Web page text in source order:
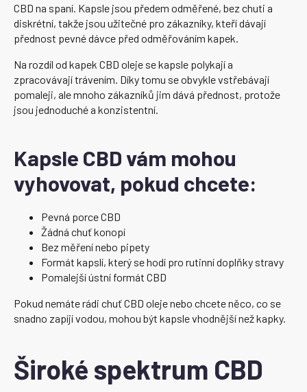
CBD na spaní. Kapsle jsou předem odměřené, bez chuti a
diskrétní, takže jsou užitečné pro zákazníky, kteří dávají
přednost pevné dávce před odměřováním kapek.
Na rozdíl od kapek CBD oleje se kapsle polykají a
zpracovávají trávením. Díky tomu se obvykle vstřebávají
pomaleji, ale mnoho zákazníků jim dává přednost, protože
jsou jednoduché a konzistentní.
Kapsle CBD vám mohou
vyhovovat, pokud chcete:
Pevná porce CBD
Žádná chuť konopí
Bez měření nebo pipety
Formát kapslí, který se hodí pro rutinní doplňky stravy
Pomalejší ústní formát CBD
Pokud nemáte rádi chuť CBD oleje nebo chcete něco, co se
snadno zapíjí vodou, mohou být kapsle vhodnější než kapky.
Široké spektrum CBD